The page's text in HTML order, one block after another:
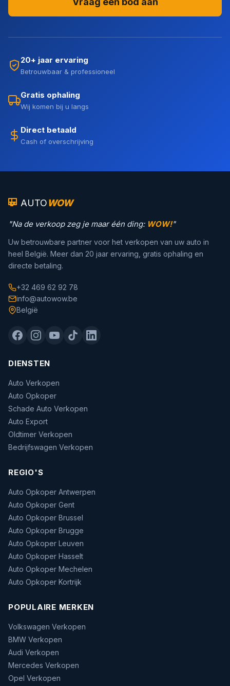
20+ jaar ervaring
Betrouwbaar & professioneel
Gratis ophaling
Wij komen bij u langs
Direct betaald
Cash of overschrijving
AUTOWOW
"Na de verkoop zeg je maar één ding: WOW!"
Uw betrouwbare partner voor het verkopen van uw auto in
heel België. Meer dan 20 jaar ervaring, gratis ophaling en
directe betaling.
+32 469 62 92 78
info@autowow.be
België
DIENSTEN
Auto Verkopen
Auto Opkoper
Schade Auto Verkopen
Auto Export
Oldtimer Verkopen
Bedrijfswagen Verkopen
REGIO'S
Auto Opkoper Antwerpen
Auto Opkoper Gent
Auto Opkoper Brussel
Auto Opkoper Brugge
Auto Opkoper Leuven
Auto Opkoper Hasselt
Auto Opkoper Mechelen
Auto Opkoper Kortrijk
POPULAIRE MERKEN
Volkswagen Verkopen
BMW Verkopen
Audi Verkopen
Mercedes Verkopen
Opel Verkopen